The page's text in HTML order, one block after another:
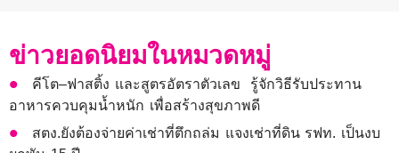
ข่าวยอดนิยมในหมวดหมู่
คีโต–ฟาสติ้ง และสูตรอัตราตัวเลข รู้จักวิธีรับประทาน
อาหารควบคุมน้ำหนัก เพื่อสร้างสุขภาพดี
สตง.ยังต้องจ่ายค่าเช่าที่ตึกถล่ม แจงเช่าที่ดิน รฟท. เป็นงบ